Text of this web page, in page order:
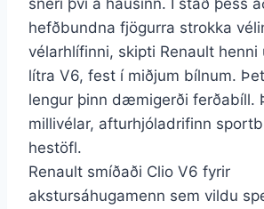
hefðbundna fjögurra strokka
vélarhlífinni, skipti Renault henni
lítra V6, fest í miðjum bílnum.
lengur þinn dæmigerði ferðabíll.
millivélar, afturhjóladrifinn
hestöfl.
Renault smíðaði Clio V6 fyrir
akstursáhugamenn sem vildu